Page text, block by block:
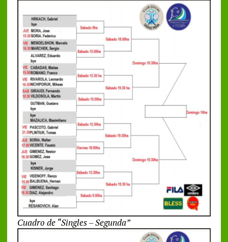
Cuadro de “Singles – Segunda”